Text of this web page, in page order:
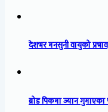
देशभर मनसुनी वायुको
ब्रोड पिकमा ज्यान गुमाएका